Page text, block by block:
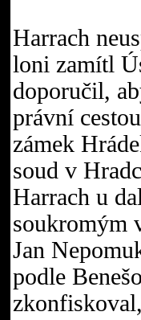
Harrach
loni zamítl
doporučil,
právní
zámek
soud v
Harrach u
soukromým
Jan
podle